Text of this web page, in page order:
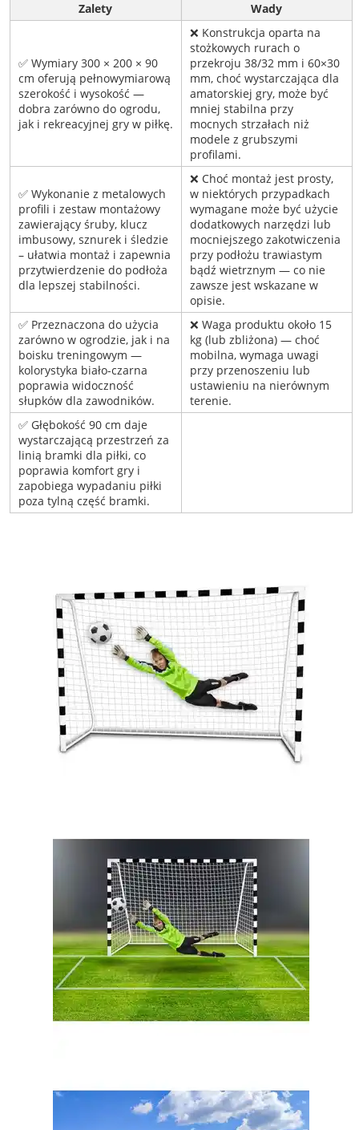
Zalety Wady
✅ Wymiary 300 × 200 × 90
cm oferują pełnowymiarową
szerokość i wysokość —
dobra zarówno do ogrodu,
jak i rekreacyjnej gry w piłkę.
❌ Konstrukcja oparta na
stożkowych rurach o
przekroju 38/32 mm i 60×30
mm, choć wystarczająca dla
amatorskiej gry, może być
mniej stabilna przy
mocnych strzałach niż
modele z grubszymi
profilami.
✅ Wykonanie z metalowych
profili i zestaw montażowy
zawierający śruby, klucz
imbusowy, sznurek i śledzie
– ułatwia montaż i zapewnia
przytwierdzenie do podłoża
dla lepszej stabilności.
❌ Choć montaż jest prosty,
w niektórych przypadkach
wymagane może być użycie
dodatkowych narzędzi lub
mocniejszego zakotwiczenia
przy podłożu trawiastym
bądź wietrznym — co nie
zawsze jest wskazane w
opisie.
✅ Przeznaczona do użycia
zarówno w ogrodzie, jak i na
boisku treningowym —
kolorystyka biało-czarna
poprawia widoczność
słupków dla zawodników.
❌ Waga produktu około 15
kg (lub zbliżona) — choć
mobilna, wymaga uwagi
przy przenoszeniu lub
ustawieniu na nierównym
terenie.
✅ Głębokość 90 cm daje
wystarczającą przestrzeń za
linią bramki dla piłki, co
poprawia komfort gry i
zapobiega wypadaniu piłki
poza tylną część bramki.